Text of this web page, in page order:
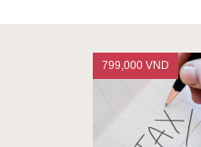
799,000 VND